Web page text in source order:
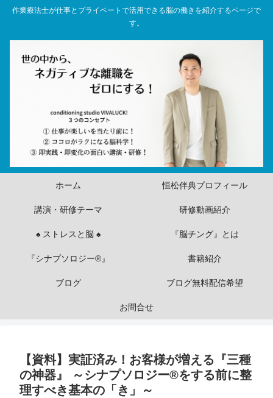
作業療法士が仕事とプライベートで活用できる脳の働きを紹介するページで
す。
ホーム 恒松伴典プロフィール
講演・研修テーマ 研修動画紹介
♠ ストレスと脳 ♠ 『脳チング』とは
『シナプソロジー®』 書籍紹介
ブログ ブログ無料配信希望
お問合せ
【資料】実証済み！お客様が増える『三種
の神器』 ～シナプソロジー®をする前に整
理すべき基本の「き」～